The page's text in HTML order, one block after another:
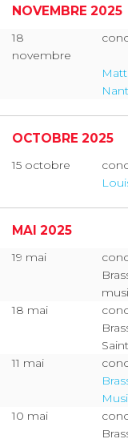
NOVEMBRE 2025
18
novembre
OCTOBRE 2025
15 octobre
MAI 2025
19 mai
18 mai
11 mai
10 mai